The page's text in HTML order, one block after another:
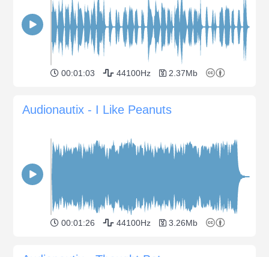
00:01:03 44100Hz 2.37Mb
Audionautix - I Like Peanuts
00:01:26 44100Hz 3.26Mb